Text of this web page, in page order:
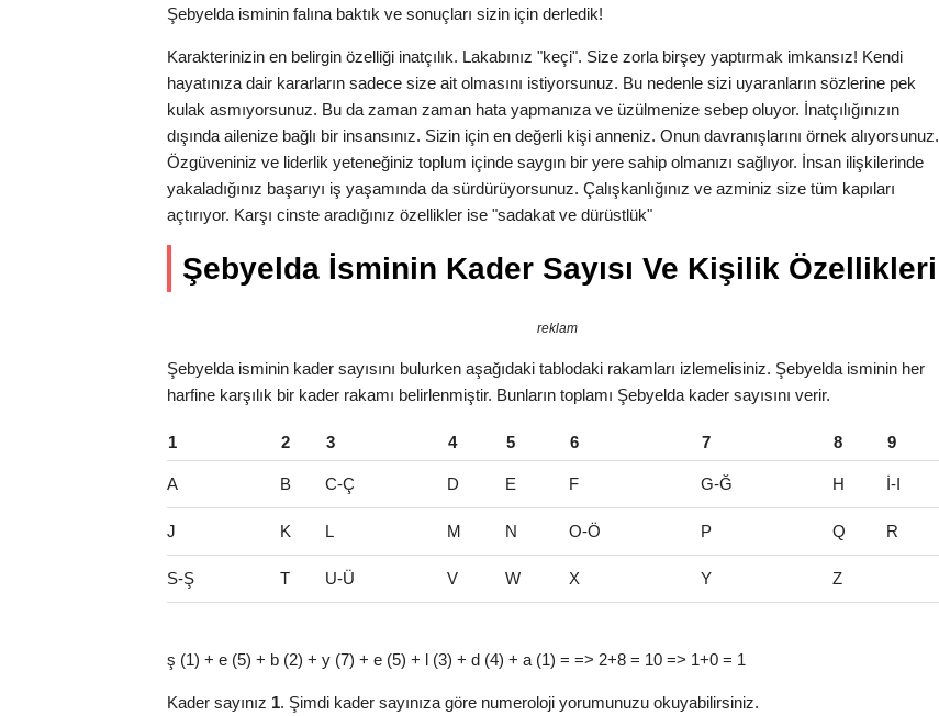
Şebyelda isminin falına baktık ve sonuçları sizin için derledik!
Karakterinizin en belirgin özelliği inatçılık. Lakabınız "keçi". Size zorla birşey yaptırmak imkansız! Kendi
hayatınıza dair kararların sadece size ait olmasını istiyorsunuz. Bu nedenle sizi uyaranların sözlerine pek
kulak asmıyorsunuz. Bu da zaman zaman hata yapmanıza ve üzülmenize sebep oluyor. İnatçılığınızın
dışında ailenize bağlı bir insansınız. Sizin için en değerli kişi anneniz. Onun davranışlarını örnek alıyorsunuz.
Özgüveniniz ve liderlik yeteneğiniz toplum içinde saygın bir yere sahip olmanızı sağlıyor. İnsan ilişkilerinde
yakaladığınız başarıyı iş yaşamında da sürdürüyorsunuz. Çalışkanlığınız ve azminiz size tüm kapıları
açtırıyor. Karşı cinste aradığınız özellikler ise "sadakat ve dürüstlük"
Şebyelda İsminin Kader Sayısı Ve Kişilik Özellikleri
reklam
Şebyelda isminin kader sayısını bulurken aşağıdaki tablodaki rakamları izlemelisiniz. Şebyelda isminin her
harfine karşılık bir kader rakamı belirlenmiştir. Bunların toplamı Şebyelda kader sayısını verir.
1 2 3 4 5 6 7 8 9
A B C-Ç D E F G-Ğ H İ-I
J K L M N O-Ö P Q R
S-Ş T U-Ü V W X Y Z
ş (1) + e (5) + b (2) + y (7) + e (5) + l (3) + d (4) + a (1) = => 2+8 = 10 => 1+0 = 1
Kader sayınız 1. Şimdi kader sayınıza göre numeroloji yorumunuzu okuyabilirsiniz.